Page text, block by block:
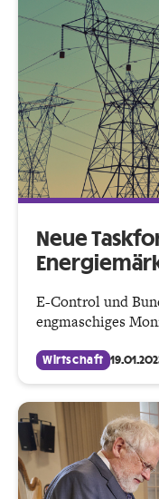
Neue
E-Control und
engmaschiges
Wirtschaft